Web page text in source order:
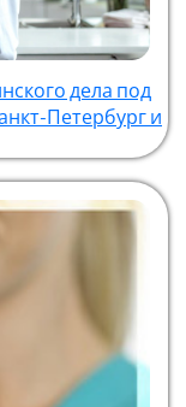
дела под
Петербург и